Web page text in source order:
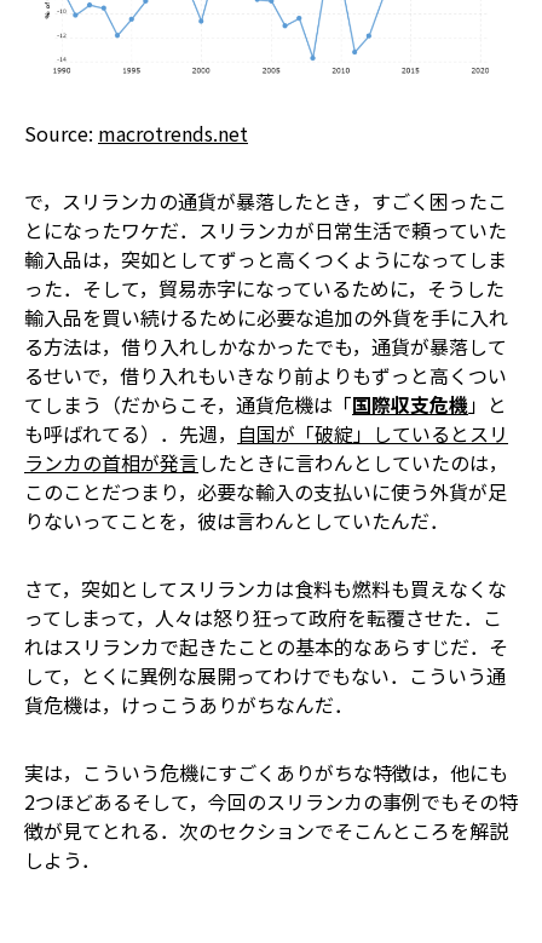
Source: macrotrends.net
で，スリランカの通貨が暴落したとき，すごく困ったこ
とになったワケだ．スリランカが日常生活で頼っていた
輸入品は，突如としてずっと高くつくようになってしま
った．そして，貿易赤字になっているために，そうした
輸入品を買い続けるために必要な追加の外貨を手に入れ
る方法は，借り入れしかなかった――でも，通貨が暴落して
るせいで，借り入れもいきなり前よりもずっと高くつい
てしまう（だからこそ，通貨危機は「国際収支危機」と
も呼ばれてる）．先週， 自国が「破綻」しているとスリ
ランカの首相が発言したときに言わんとしていたのは，
このことだ――つまり，必要な輸入の支払いに使う外貨が足
りないってことを，彼は言わんとしていたんだ．
さて，突如としてスリランカは食料も燃料も買えなくな
ってしまって，人々は怒り狂って政府を転覆させた．こ
れはスリランカで起きたことの基本的なあらすじだ．そ
して，とくに異例な展開ってわけでもない．こういう通
貨危機は，けっこうありがちなんだ．
実は，こういう危機にすごくありがちな特徴は，他にも
2つほどある――そして，今回のスリランカの事例でもその特
徴が見てとれる．次のセクションでそこんところを解説
しよう．